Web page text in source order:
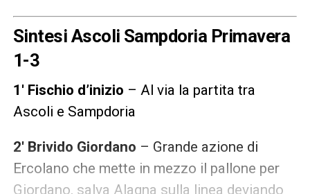
Sintesi Ascoli Sampdoria Primavera
1-3
1′ Fischio d’inizio – Al via la partita tra
Ascoli e Sampdoria
2′ Brivido Giordano – Grande azione di
Ercolano che mette in mezzo il pallone per
Giordano, salva Alagna sulla linea deviando